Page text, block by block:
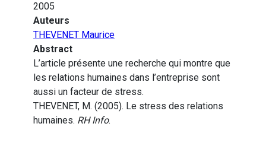
2005
Auteurs
THEVENET Maurice
Abstract
L’article présente une recherche qui montre que
les relations humaines dans l’entreprise sont
aussi un facteur de stress.
THEVENET, M. (2005). Le stress des relations
humaines. RH Info.